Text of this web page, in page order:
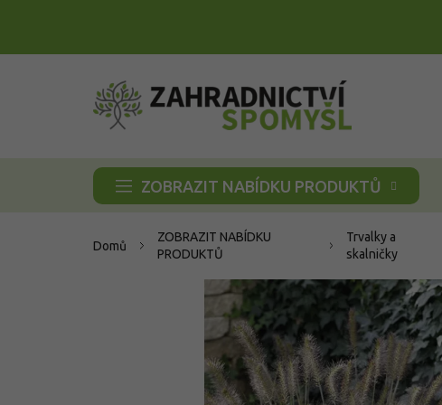
ZOBRAZIT NABÍDKU PRODUKTŮ
Domů
ZOBRAZIT NABÍDKU
PRODUKTŮ
Trvalky a
skalničky